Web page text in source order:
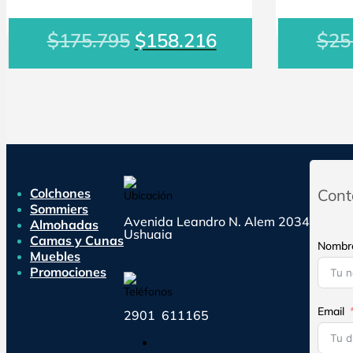
$175.795 El
precio
$158.216El
precio
$
Colchones
Sommiers
Almohadas
Camas y Cunas
Muebles
Promociones
Avenida Leandro N. Alem 2034
Ushuaia
2901 611165 Email